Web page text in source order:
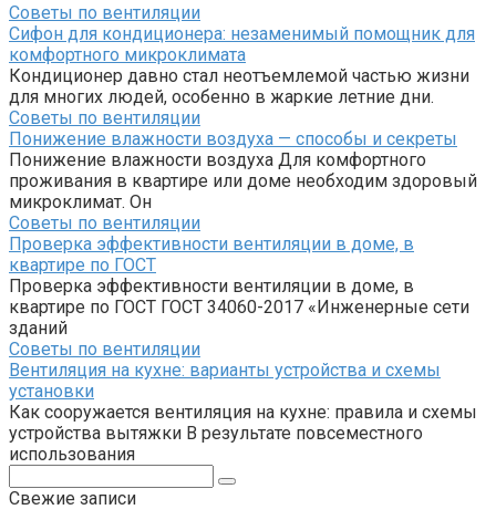
Советы по вентиляции
Сифон для кондиционера: незаменимый помощник для
комфортного микроклимата
Кондиционер давно стал неотъемлемой частью жизни
для многих людей, особенно в жаркие летние дни.
Советы по вентиляции
Понижение влажности воздуха — способы и секреты
Понижение влажности воздуха Для комфортного
проживания в квартире или доме необходим здоровый
микроклимат. Он
Советы по вентиляции
Проверка эффективности вентиляции в доме, в
квартире по ГОСТ
Проверка эффективности вентиляции в доме, в
квартире по ГОСТ ГОСТ 34060-2017 «Инженерные сети
зданий
Советы по вентиляции
Вентиляция на кухне: варианты устройства и схемы
установки
Как сооружается вентиляция на кухне: правила и схемы
устройства вытяжки В результате повсеместного
использования
Свежие записи